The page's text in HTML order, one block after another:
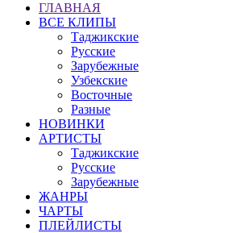
ГЛАВНАЯ
ВСЕ КЛИПЫ
Таджикские
Русские
Зарубежные
Узбекские
Восточные
Разные
НОВИНКИ
АРТИСТЫ
Таджикские
Русские
Зарубежные
ЖАНРЫ
ЧАРТЫ
ПЛЕЙЛИСТЫ